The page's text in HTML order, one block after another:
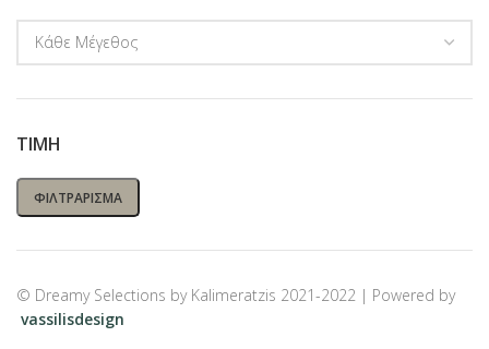
ΤΙΜΉ
ΦΙΛΤΡΆΡΙΣΜΑ
© Dreamy Selections by Kalimeratzis 2021-2022 | Powered by
vassilisdesign